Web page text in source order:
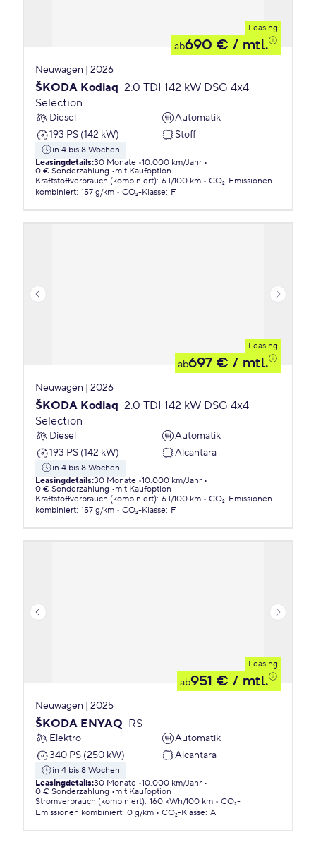
Leasing
ab690 € / mtl.
Neuwagen | 2026
ŠKODA Kodiaq 2.0 TDI 142 kW DSG 4x4
Selection
Diesel
Automatik
193 PS (142 kW)
Stoff
in 4 bis 8 Wochen
Leasingdetails:30 Monate 10.000 km/Jahr
0 € Sonderzahlung
mit Kaufoption
Kraftstoffverbrauch (kombiniert): 6 l/100 km
CO₂-Emissionen
kombiniert: 157 g/km CO₂-Klasse: F
Leasing
ab697 € / mtl.
Neuwagen | 2026
ŠKODA Kodiaq 2.0 TDI 142 kW DSG 4x4
Selection
Diesel
Automatik
193 PS (142 kW)
Alcantara
in 4 bis 8 Wochen
Leasingdetails:30 Monate 10.000 km/Jahr
0 € Sonderzahlung
mit Kaufoption
Kraftstoffverbrauch (kombiniert): 6 l/100 km
CO₂-Emissionen
kombiniert: 157 g/km CO₂-Klasse: F
Leasing
ab951 € / mtl.
Neuwagen | 2025
ŠKODA ENYAQ RS
Elektro
Automatik
340 PS (250 kW)
Alcantara
in 4 bis 8 Wochen
Leasingdetails:30 Monate 10.000 km/Jahr
0 € Sonderzahlung
mit Kaufoption
Stromverbrauch (kombiniert): 160 kWh/100 km
CO₂-
Emissionen kombiniert: 0 g/km CO₂-Klasse: A